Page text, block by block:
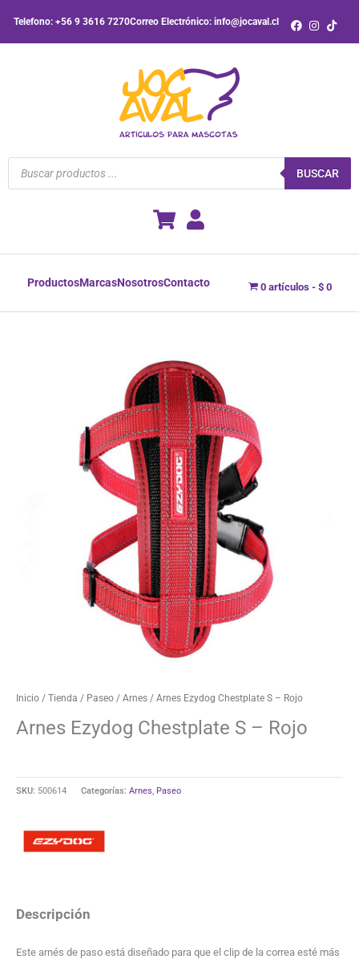
contenido
Telefono: +56 9 3616 7270Correo Electrónico: info@jocaval.cl
Búsqueda
productos
BUSCAR
ProductosMarcasNosotrosContacto 0 artículos $ 0
Inicio / Tienda / Paseo / Arnes / Arnes Ezydog Chestplate S – Rojo
Arnes Ezydog Chestplate S – Rojo
SKU: 500614 Categorías: Arnes, Paseo
Descripción
Este arnés de paso está diseñado para que el clip de la correa esté más